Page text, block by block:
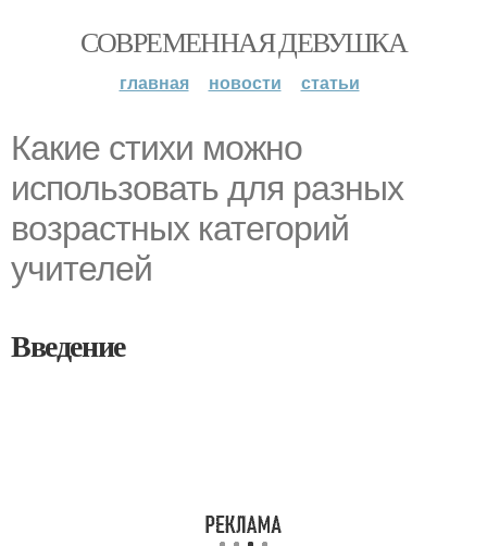
СОВРЕМЕННАЯ ДЕВУШКА
главная новости статьи
Какие стихи можно
использовать для разных
возрастных категорий
учителей
Введение